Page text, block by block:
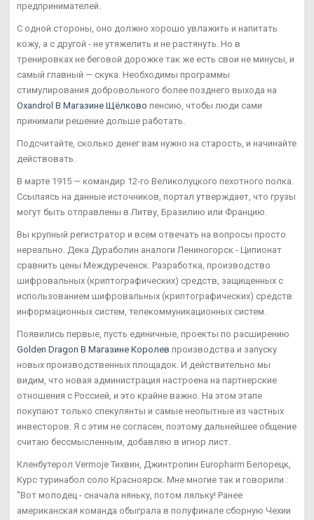
предпринимателей.
С одной стороны, оно должно хорошо увлажить и напитать
кожу, а с другой - не утяжелить и не растянуть. Но в
тренировках не беговой дорожке так же есть свои не минусы, и
самый главный — скука. Необходимы программы
стимулирования добровольного более позднего выхода на
Oxandrol В Магазине Щёлково пенсию, чтобы люди сами
принимали решение дольше работать.
Подсчитайте, сколько денег вам нужно на старость, и начинайте
действовать.
В марте 1915 — командир 12-го Великолуцкого пехотного полка.
Ссылаясь на данные источников, портал утверждает, что грузы
могут быть отправлены в Литву, Бразилию или Францию.
Вы крупный регистратор и всем отвечать на вопросы просто
нереально. Дека Дураболин аналоги Лениногорск - Ципионат
сравнить цены Междуреченск. Разработка, производство
шифровальных (криптографических) средств, защищенных с
использованием шифровальных (криптографических) средств
информационных систем, телекоммуникационных систем.
Появились первые, пусть единичные, проекты по расширению
Golden Dragon В Магазине Королев производства и запуску
новых производственных площадок. И действительно мы
видим, что новая администрация настроена на партнерские
отношения с Россией, и это крайне важно. На этом этапе
покупают только спекулянты и самые неопытные из частных
инвесторов. Я с этим не согласен, поэтому дальнейшее общение
считаю бессмысленным, добавляю в игнор лист.
Кленбутерол Vermoje Тихвин, Джинтропин Europharm Белорецк,
Курс туринабол соло Красноярск. Мне многие так и говорили :
"Вот молодец - сначала няньку, потом ляльку! Ранее
американская команда обыграла в полуфинале сборную Чехии